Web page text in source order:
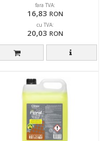
fara TVA:
16,83 RON
cu TVA:
20,03 RON